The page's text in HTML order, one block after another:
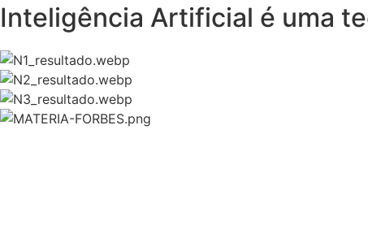
Inteligência Artificial é uma